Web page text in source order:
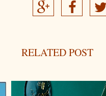
RELATED POST